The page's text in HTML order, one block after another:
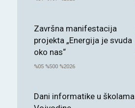
Završna manifestacija
projekta „Energija je svuda
oko nas“
%05 %500 %2026
Dani informatike u školama